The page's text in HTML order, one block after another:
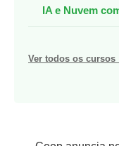
IA e Nuvem
Ver todos os